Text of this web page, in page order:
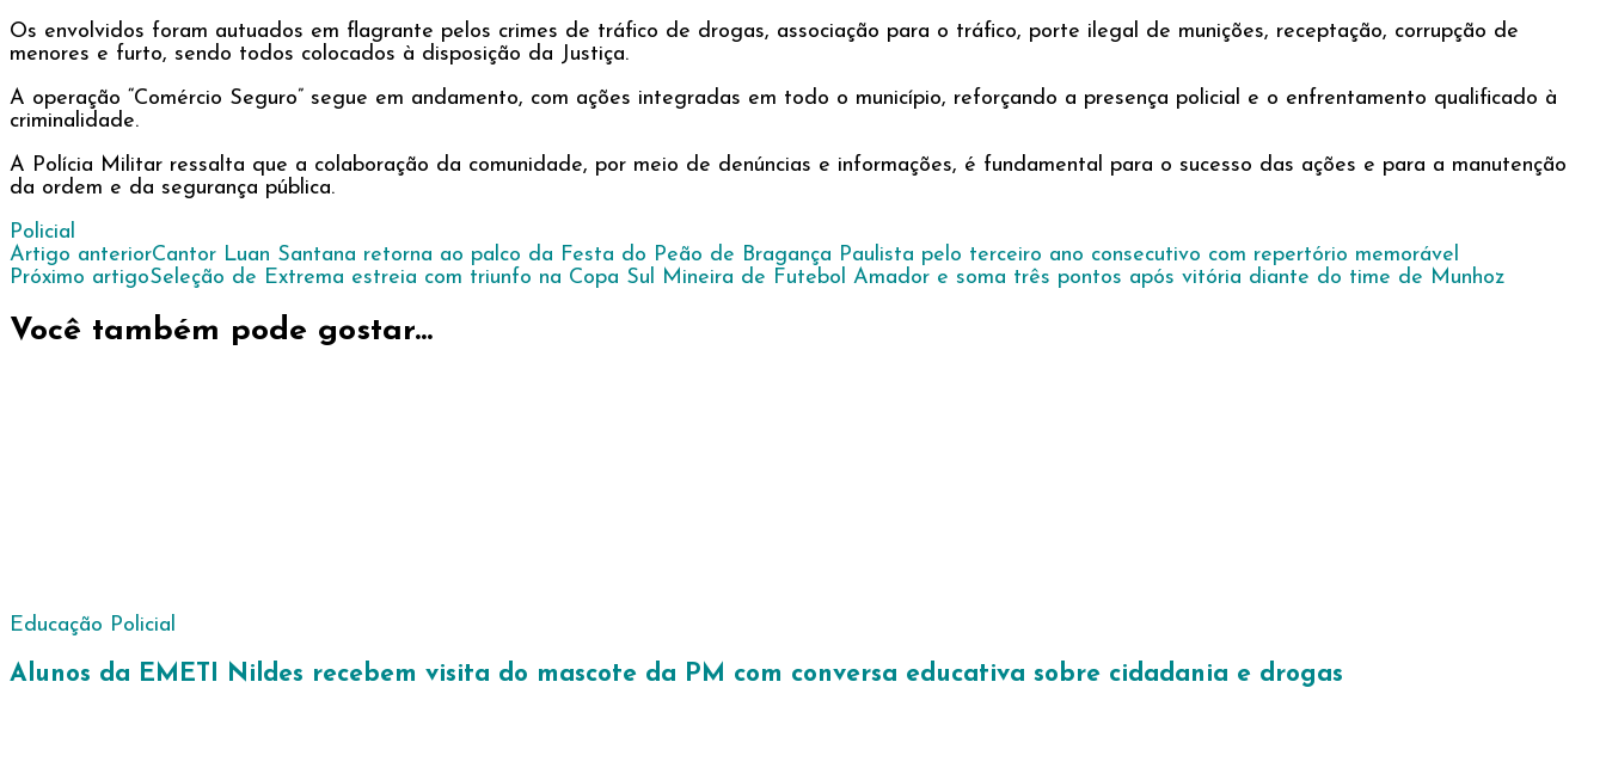
Os envolvidos foram autuados em flagrante pelos crimes de tráfico de drogas, associação para o tráfico, porte ilegal de munições, receptação, corrupção de
menores e furto, sendo todos colocados à disposição da Justiça.
A operação “Comércio Seguro” segue em andamento, com ações integradas em todo o município, reforçando a presença policial e o enfrentamento qualificado à
criminalidade.
A Polícia Militar ressalta que a colaboração da comunidade, por meio de denúncias e informações, é fundamental para o sucesso das ações e para a manutenção
da ordem e da segurança pública.
Policial
Navegação
de
post
Artigo anteriorCantor Luan Santana retorna ao palco da Festa do Peão de Bragança Paulista pelo terceiro ano consecutivo com repertório memorável
Próximo artigoSeleção de Extrema estreia com triunfo na Copa Sul Mineira de Futebol Amador e soma três pontos após vitória diante do time de Munhoz
Você também pode gostar...
Educação Policial
Alunos da EMETI Nildes recebem visita do mascote da PM com conversa educativa sobre cidadania e drogas